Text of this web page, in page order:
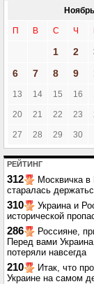
Ноябрь
П В С Ч
1 2
6
7 8 9
13 14 15 16
20 21 22 23
27 28 29 30
РЕЙТИНГ
312
Москвичка
старалась
310
Украина и
исторической
286
Россияне,
Перед вами
потеряли навсегда
210
Итак, что
Украине на самом